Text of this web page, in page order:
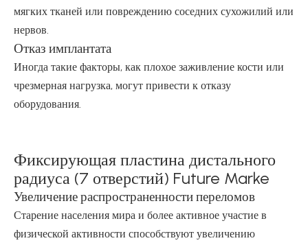
мягких тканей или повреждению соседних сухожилий или
нервов.
Отказ имплантата
Иногда такие факторы, как плохое заживление кости или
чрезмерная нагрузка, могут привести к отказу
оборудования.
Фиксирующая пластина дистального
радиуса (7 отверстий) Future Marke
Увеличение распространенности переломов
Старение населения мира и более активное участие в
физической активности способствуют увеличению